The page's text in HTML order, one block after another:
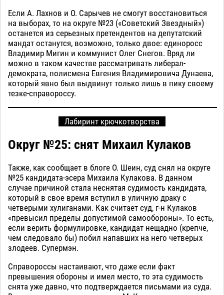
Если А. Лахнов и О. Сарычев не смогут восстановиться
на выборах, то на округе №23 («Советский Звездный»)
останется из серьезных претендентов на депутатский
мандат останутся, возможно, только двое: единоросс
Владимир Мигин и коммунист Олег Снегов. Вряд ли
можно в таком качестве рассматривать либерал-
демократа, полисмена Евгения Владимировича Дунаева,
который явно был выдвинут только лишь в пику своему
тезке-справороссу.
Лабиринт крючкотворства
Округ №25: снят Михаил Кулаков
Также, как сообщает в блоге О. Шеин, суд снял на округе
№25 кандидата-эсера Михаила Кулакова. В данном
случае причиной стала неснятая судимость кандидата,
который в свое время вступил в уличную драку с
четверыми хулиганами. Как считает суд, г-н Кулаков
«превысил пределы допустимой самообороны». То есть,
если верить формулировке, кандидат нещадно (крепче,
чем следовало бы) побил напавших на него четверых
злодеев. Супермэн.
Справороссы настаивают, что даже если факт
превышения обороны и имел место, то эта судимость
снята уже давно, что подтверждается письмами из суда.